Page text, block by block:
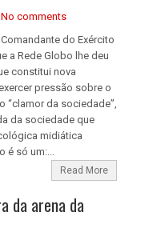
No comments
do Exército
a Rede Globo lhe deu
constitui nova
pressão sobre o
“clamor da sociedade”,
da sociedade que
midiática
só um:...
Read More
da arena da